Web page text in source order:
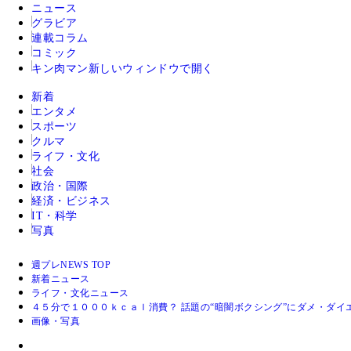
ニュース
グラビア
連載コラム
コミック
キン肉マン 新しいウィンドウで開く
新着
エンタメ
スポーツ
クルマ
ライフ・文化
社会
政治・国際
経済・ビジネス
IT・科学
写真
週プレNEWS TOP
新着ニュース
ライフ・文化ニュース
４５分で１０００ｋｃａｌ消費？ 話題の“暗闇ボクシング”にダメ・ダイ
画像・写真